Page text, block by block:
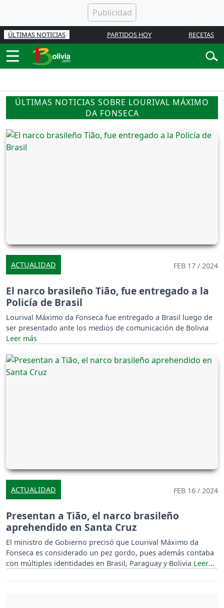
ÚLTIMAS NOTICIAS PARTIDOS HOY RECETAS
ÚLTIMAS NOTICIAS SOBRE LOURIVAL MÁXIMO
DA FONSECA
ACTUALIDAD FEB 17 / 2024
El narco brasileño Tião, fue entregado a la
Policía de Brasil
Lourival Máximo da Fonseca fue entregado a Brasil luego de
ser presentado ante los medios de comunicación de Bolivia
ACTUALIDAD FEB 16 / 2024
Presentan a Tião, el narco brasileño
aprehendido en Santa Cruz
El ministro de Gobierno precisó que Lourival Máximo da
Fonseca es considerado un pez gordo, pues además contaba
con múltiples identidades en Brasil, Paraguay y Bolivia